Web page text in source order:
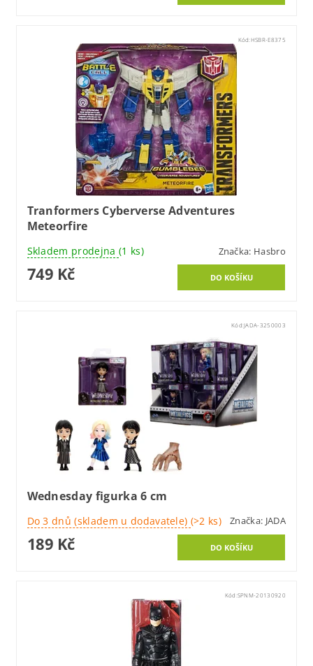
Kód:HSBR-E8375
Tranformers Cyberverse Adventures
Meteorfire
Skladem prodejna (1 ks) Značka: Hasbro
749 Kč
Kód:JADA-3250003
Wednesday figurka 6 cm
Do 3 dnů (skladem u dodavatele) (>2 ks) Značka: JADA
189 Kč
Kód: SPNM-20130920